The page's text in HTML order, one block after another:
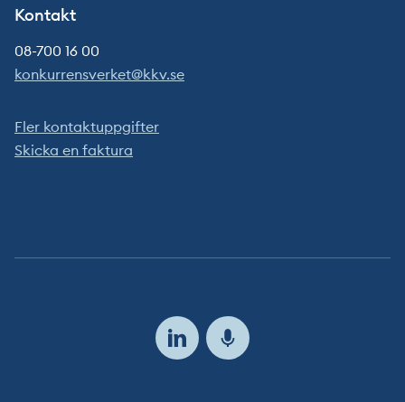
Kontakt
08-700 16 00
konkurrensverket@kkv.se
Fler kontaktuppgifter
Skicka en faktura
Följ
oss